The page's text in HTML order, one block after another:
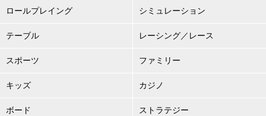
ロールプレイング シミュレーション
テーブル レーシング／レース
スポーツ ファミリー
キッズ カジノ
ボード ストラテジー